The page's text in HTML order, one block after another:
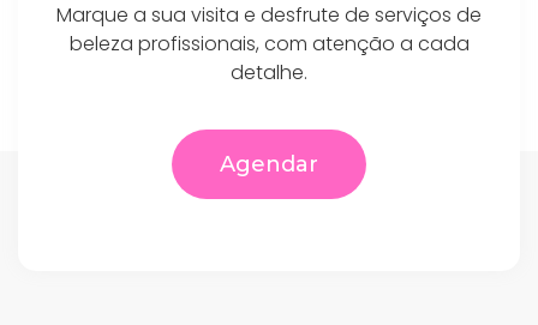
Marque a sua visita e desfrute de serviços de
beleza profissionais, com atenção a cada
detalhe.
Agendar